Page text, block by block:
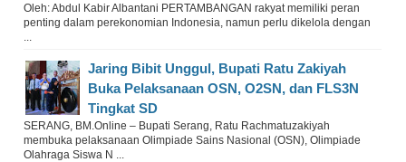
Oleh: Abdul Kabir Albantani PERTAMBANGAN rakyat memiliki peran
penting dalam perekonomian Indonesia, namun perlu dikelola dengan
...
Jaring Bibit Unggul, Bupati Ratu Zakiyah
Buka Pelaksanaan OSN, O2SN, dan FLS3N
Tingkat SD
SERANG, BM.Online – Bupati Serang, Ratu Rachmatuzakiyah
membuka pelaksanaan Olimpiade Sains Nasional (OSN), Olimpiade
Olahraga Siswa N ...